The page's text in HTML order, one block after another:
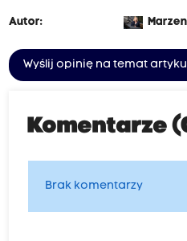
Autor:
Wyślij opinię na temat
Komentarze
Brak komentarzy